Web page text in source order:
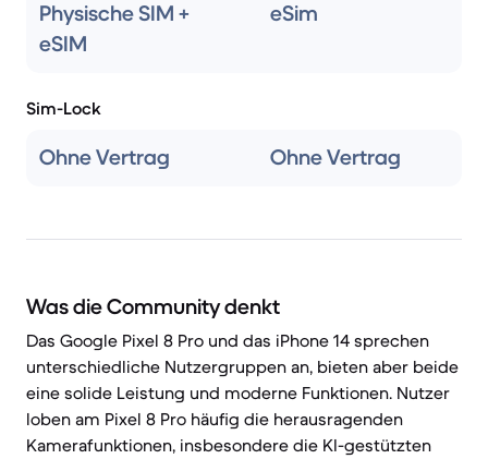
Physische SIM +
eSIM
eSim
Sim-Lock
Ohne Vertrag Ohne Vertrag
Was die Community denkt
Das Google Pixel 8 Pro und das iPhone 14 sprechen
unterschiedliche Nutzergruppen an, bieten aber beide
eine solide Leistung und moderne Funktionen. Nutzer
loben am Pixel 8 Pro häufig die herausragenden
Kamerafunktionen, insbesondere die KI-gestützten